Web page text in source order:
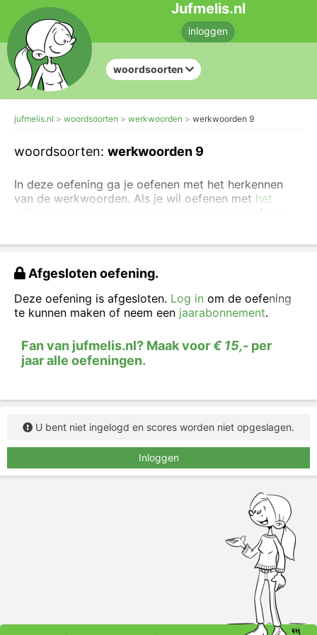
Jufmelis.nl
inloggen
woordsoorten
jufmelis.nl woordsoorten werkwoorden werkwoorden 9
woordsoorten: werkwoorden 9
In deze oefening ga je oefenen met het herkennen
van de werkwoorden. Als je wil oefenen met het
of
oefening.
Wil je liever oefenen met de juiste spelling van het
werkwoord?Je kunt ookde uitleg lezen over de
juiste spelling van het werkwoord .
Klik op de werkwoorden in de zinnen. Pas als je
Afgesloten oefening.
Deze oefening is afgesloten. Log in om de oefening
te kunnen maken of neem een jaarabonnement.
Fan van jufmelis.nl? Maak voor€ 15,- per
jaar alle oefeningen.
U bent niet ingelogd en scores worden niet opgeslagen.
Inloggen